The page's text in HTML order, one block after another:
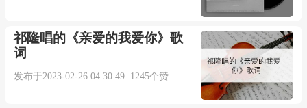
祁隆唱的《亲爱的我爱你》歌
词
发布于2023-02-26 04:30:49 1245个赞